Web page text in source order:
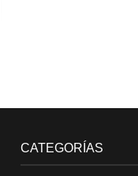
CATEGORÍAS